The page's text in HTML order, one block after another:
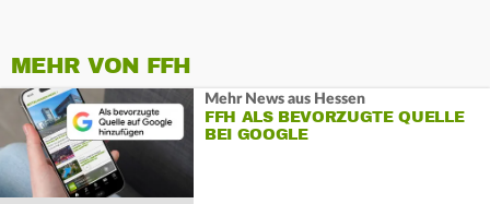
MEHR VON FFH
Mehr News aus Hessen
FFH ALS BEVORZUGTE QUELLE
BEI GOOGLE